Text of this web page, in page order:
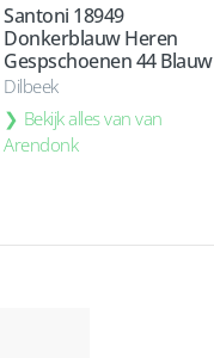
Santoni 18949
Donkerblauw Heren
Gespschoenen 44 Blauw
Dilbeek
Bekijk alles van van
Arendonk